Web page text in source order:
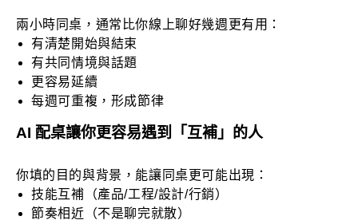
兩小時同桌，通常比你線上聊好幾週更有用：
有清楚開始與結束
有共同情境與話題
更容易延續
每週可重複，形成節律
AI 配桌讓你更容易遇到「互補」的人
你填的目的與背景，能讓同桌更可能出現：
技能互補（產品/工程/設計/行銷）
節奏相近（不是聊完就散）